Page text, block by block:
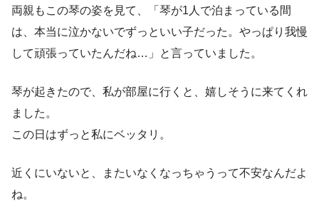
両親もこの琴の姿を見て、「琴が1人で泊まっている間
は、本当に泣かないでずっといい子だった。やっぱり我慢
して頑張っていたんだね…」と言っていました。
琴が起きたので、私が部屋に行くと、嬉しそうに来てくれ
ました。
この日はずっと私にベッタリ。
近くにいないと、またいなくなっちゃうって不安なんだよ
ね。